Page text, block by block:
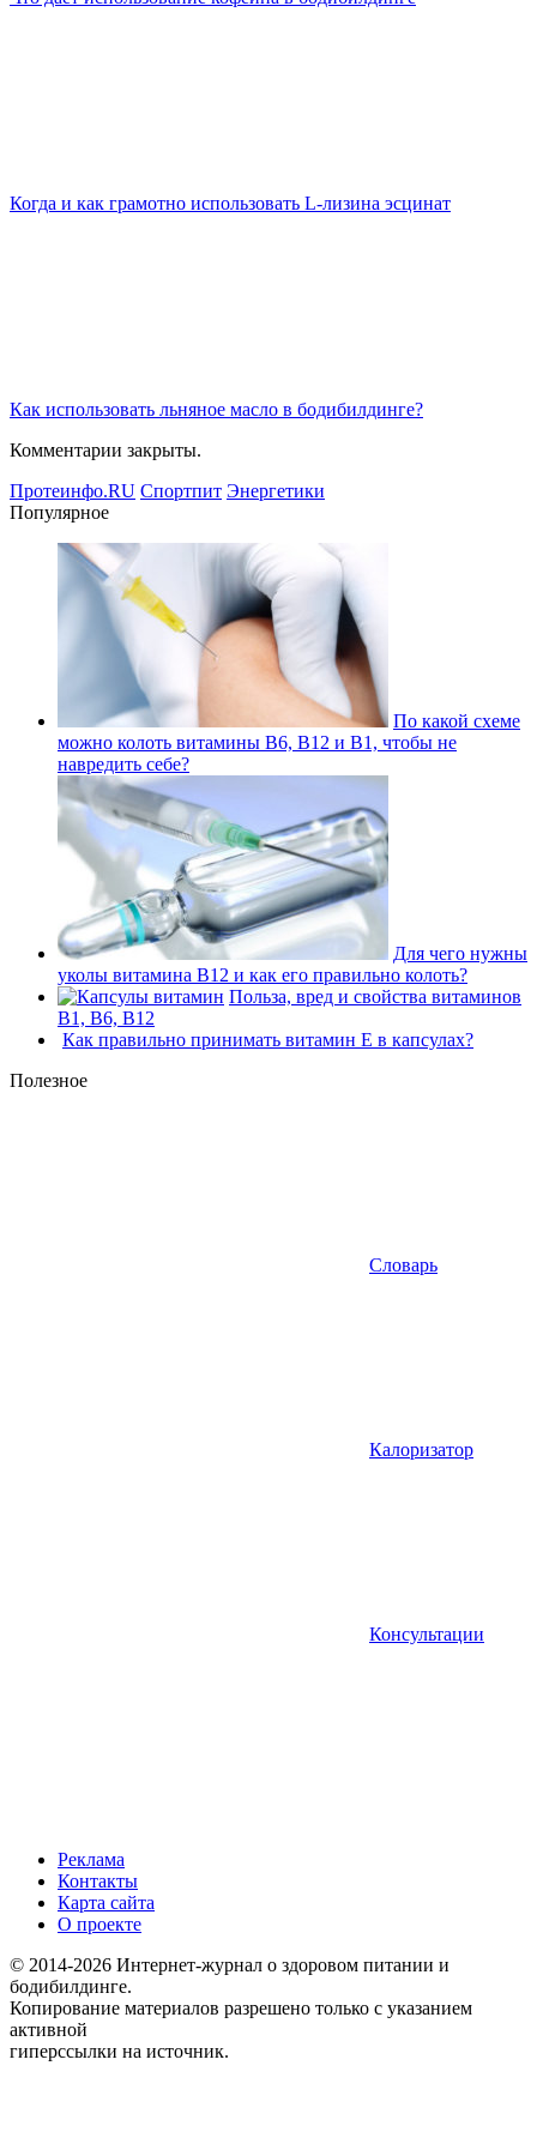
Когда и как грамотно использовать L-лизина эсцинат
Как использовать льняное масло в бодибилдинге?
Комментарии закрыты.
Протеинфо.RU Спортпит Энергетики
Популярное
По какой схеме
можно колоть витамины В6, В12 и В1, чтобы не
навредить себе?
Для чего нужны
уколы витамина В12 и как его правильно колоть?
Польза, вред и свойства витаминов
В1, В6, В12
Как правильно принимать витамин Е в капсулах?
Полезное
Словарь
Калоризатор
Консультации
Реклама
Контакты
Карта сайта
О проекте
© 2014-2026 Интернет-журнал о здоровом питании и
бодибилдинге.
Копирование материалов разрешено только с указанием
активной
гиперссылки на источник.